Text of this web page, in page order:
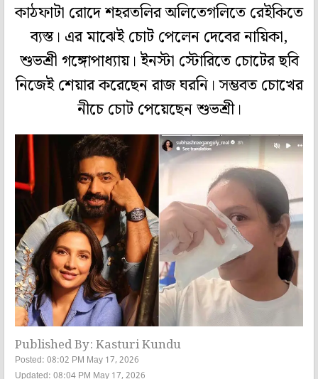
কাঠফাটা রোদে শহরতলির অলিতেগলিতে রেইকিতে
ব্যস্ত। এর মাঝেই চোট পেলেন দেবের নায়িকা,
শুভশ্রী গঙ্গোপাধ্যায়। ইনস্টা স্টোরিতে চোটের ছবি
নিজেই শেয়ার করেছেন রাজ ঘরনি। সম্ভবত চোখের
নীচে চোট পেয়েছেন শুভশ্রী।
Published By: Kasturi Kundu
Posted: 08:02 PM May 17, 2026
Updated: 08:04 PM May 17, 2026